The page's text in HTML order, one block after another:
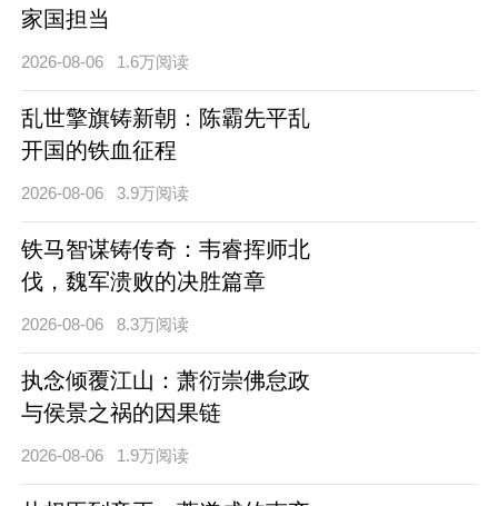
家国担当
2026-08-06 1.6万阅读
乱世擎旗铸新朝：陈霸先平乱
开国的铁血征程
2026-08-06 3.9万阅读
铁马智谋铸传奇：韦睿挥师北
伐，魏军溃败的决胜篇章
2026-08-06 8.3万阅读
执念倾覆江山：萧衍崇佛怠政
与侯景之祸的因果链
2026-08-06 1.9万阅读